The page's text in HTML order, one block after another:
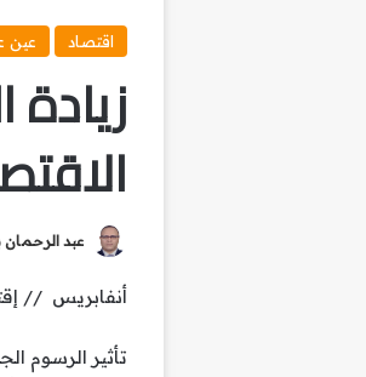
اقتصاد عين
عبد الرحمان
أنفابريس //
تأثير الرسوم